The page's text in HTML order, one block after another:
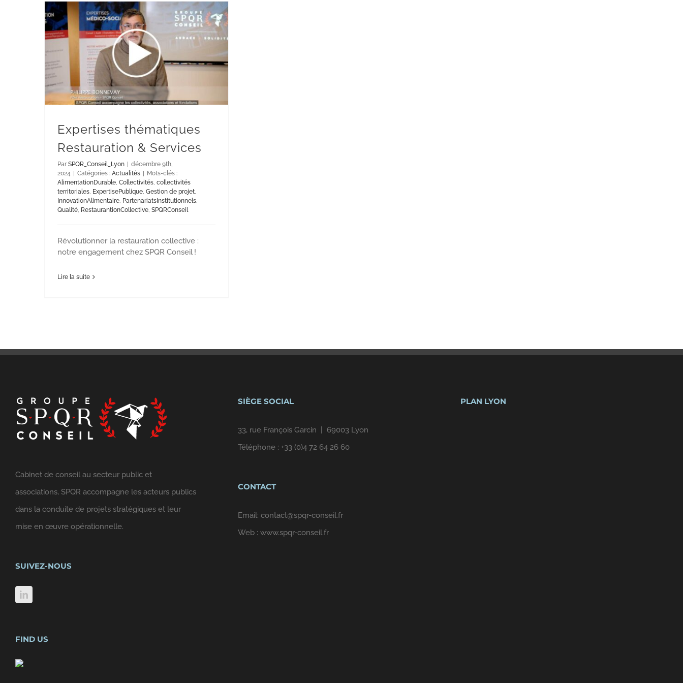
Expertises thématiques
Restauration & Services
Par SPQR_Conseil_Lyon
décembre 9th,
2024
Catégories : Actualités
Mots-clés :
AlimentationDurable, Collectivités, collectivités
territoriales, ExpertisePublique, Gestion de projet,
InnovationAlimentaire, PartenariatsInstitutionnels,
Qualité, RestaurantionCollective, SPQRConseil
Révolutionner la restauration collective :
notre engagement chez SPQR Conseil !
Lire la suite
Cabinet de conseil au secteur public et
associations, SPQR accompagne les acteurs publics
dans la conduite de projets stratégiques et leur
mise en œuvre opérationnelle.
SUIVEZ-NOUS
FIND US
SIÈGE SOCIAL
33, rue François Garcin | 69003 Lyon
Téléphone : +33 (0)4 72 64 26 60
CONTACT
Email: contact@spqr-conseil.fr
Web : www.spqr-conseil.fr
PLAN LYON